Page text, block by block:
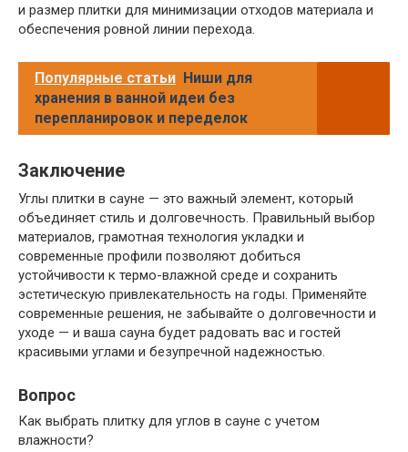
и размер плитки для минимизации отходов материала и
обеспечения ровной линии перехода.
Популярные статьи Ниши для
хранения в ванной идеи без
перепланировок и переделок
Заключение
Углы плитки в сауне — это важный элемент, который
объединяет стиль и долговечность. Правильный выбор
материалов, грамотная технология укладки и
современные профили позволяют добиться
устойчивости к термо-влажной среде и сохранить
эстетическую привлекательность на годы. Применяйте
современные решения, не забывайте о долговечности и
уходе — и ваша сауна будет радовать вас и гостей
красивыми углами и безупречной надежностью.
Вопрос
Как выбрать плитку для углов в сауне с учетом
влажности?